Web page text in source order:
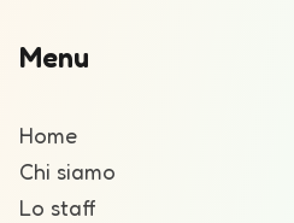
Menu
Home
Chi siamo
Lo staff